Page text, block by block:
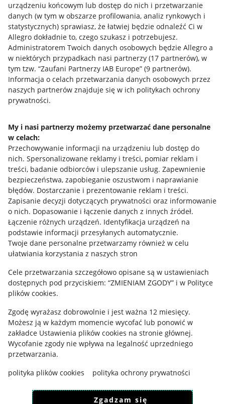
urządzeniu końcowym lub dostęp do nich i przetwarzanie
danych (w tym w obszarze profilowania, analiz rynkowych i
statystycznych) sprawiasz, że łatwiej będzie odnaleźć Ci w
Allegro dokładnie to, czego szukasz i potrzebujesz.
Administratorem Twoich danych osobowych będzie Allegro a
w niektórych przypadkach nasi partnerzy (17 partnerów), w
tym tzw. “Zaufani Partnerzy IAB Europe” (9 partnerów).
Informacja o celach przetwarzania danych osobowych przez
naszych partnerów znajduje się w ich politykach ochrony
prywatności.
My i nasi partnerzy możemy przetwarzać dane personalne
w celach:
Przechowywanie informacji na urządzeniu lub dostęp do
nich. Spersonalizowane reklamy i treści, pomiar reklam i
treści, badanie odbiorców i ulepszanie usług. Zapewnienie
bezpieczeństwa, zapobieganie oszustwom i naprawianie
błędów. Dostarczanie i prezentowanie reklam i treści.
Zapisanie decyzji dotyczących prywatności oraz informowanie
o nich. Dopasowanie i łączenie danych z innych źródeł.
Łączenie różnych urządzeń. Identyfikacja urządzeń na
podstawie informacji przesyłanych automatycznie.
Twoje dane personalne przetwarzamy również w celu
ułatwiania korzystania z naszych stron
Cele przetwarzania szczegółowo opisane są w ustawieniach
dostępnych pod przyciskiem: “ZMIENIAM ZGODY” i w Polityce
plików cookies.
Zgodę wyrażasz dobrowolnie i jest ważna 12 miesięcy.
Możesz ją w każdym momencie wycofać lub ponowić w
zakładce Ustawienia plików cookies na stronie głównej.
Wycofanie zgody nie wpływa na legalność uprzedniego
przetwarzania.
polityka plików cookies
polityka ochrony prywatności
Zgadzam się
Przydatne informacje
Jak to działa
Allegro Gadane dla sprzedających
Allegro Gadane dla kupujących
Mapa miejscowości
Informacje prawne
Regulamin
Polityka plików "cookies"
Ustawienia plików "cookies"
Udostępnianie lokalizacji
Informacje dla Aktu o Usługach Cyfrowych
Pobierz aplikację